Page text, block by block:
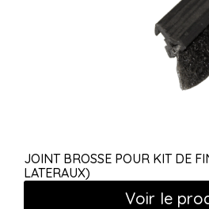
JOINT BROSSE POUR KIT DE
LATERAUX)
Voir le